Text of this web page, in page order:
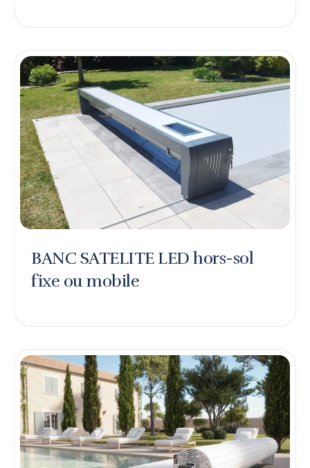
BANC SATELITE LED hors-sol
fixe ou mobile